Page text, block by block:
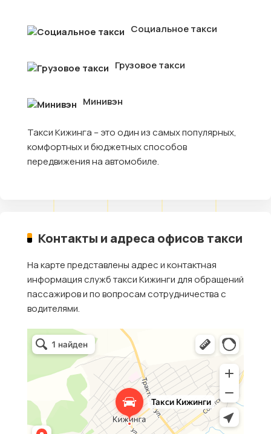
Социальное такси
Грузовое такси
Минивэн
Такси Кижинга – это один из самых популярных,
комфортных и бюджетных способов
передвижения на автомобиле.
Контакты и адреса офисов такси
На карте представлены адрес и контактная
информация служб такси Кижинги для обращений
пассажиров и по вопросам сотрудничества с
водителями.